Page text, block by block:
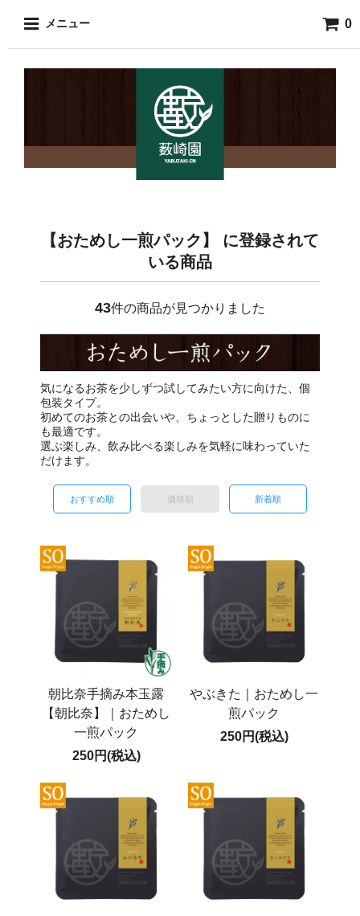
メニュー 0
【おためし一煎パック】 に登録されて
いる商品
43件の商品が見つかりました
気になるお茶を少しずつ試してみたい方に向けた、個
包装タイプ。
初めてのお茶との出会いや、ちょっとした贈りものに
も最適です。
選ぶ楽しみ、飲み比べる楽しみを気軽に味わっていた
だけます。
おすすめ順 価格順 新着順
朝比奈手摘み本玉露
【朝比奈】｜おためし
一煎パック
250円(税込)
やぶきた｜おためし一
煎パック
250円(税込)